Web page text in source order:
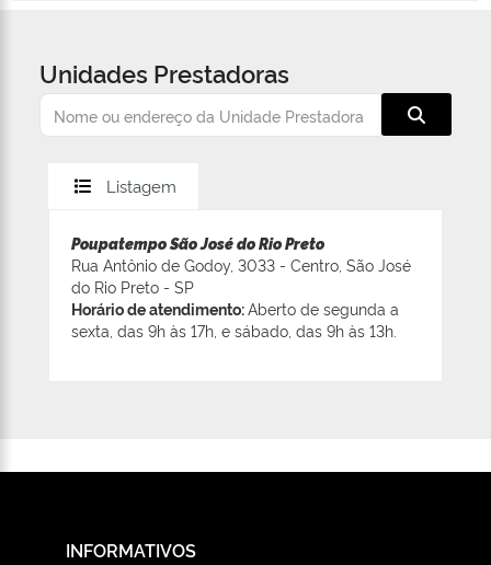
Unidades Prestadoras
Listagem
Poupatempo São José do Rio Preto
Rua Antônio de Godoy, 3033 - Centro, São José
do Rio Preto - SP
Horário de atendimento:Aberto de segunda a
sexta, das 9h às 17h, e sábado, das 9h às 13h.
INFORMATIVOS